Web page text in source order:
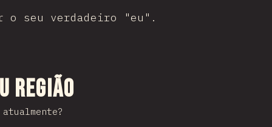
o seu verdadeiro "eu".
região